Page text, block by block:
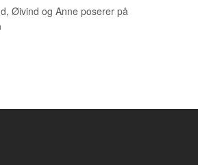
Øivind og Anne poserer på